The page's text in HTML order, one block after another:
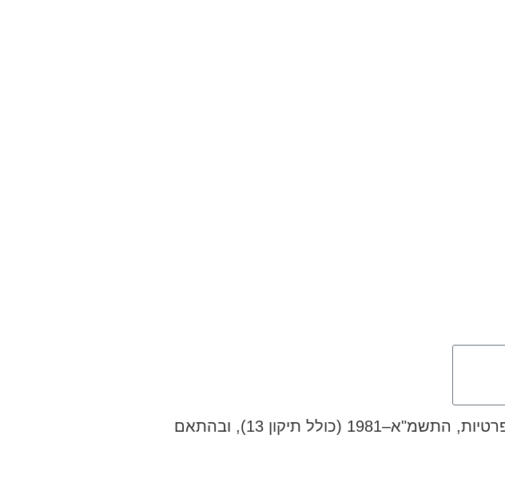
אני מאשר/ת כי ידוע לי שהפרטים שמסרתי יישמרו ויעובדו בהתאם לחוק הגנת הפרטיות, התשמ"א–1981 (כולל תיקון 13), ובהתאם